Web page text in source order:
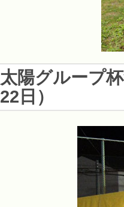
太陽グループ
22日 ）